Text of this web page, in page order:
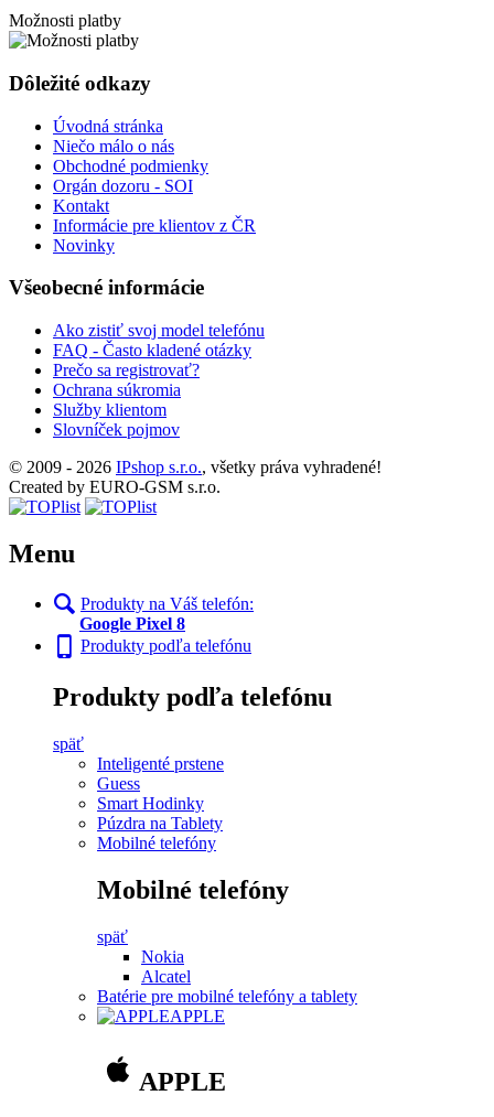
Možnosti platby
Dôležité odkazy
Úvodná stránka
Niečo málo o nás
Obchodné podmienky
Orgán dozoru - SOI
Kontakt
Informácie pre klientov z ČR
Novinky
Všeobecné informácie
Ako zistiť svoj model telefónu
FAQ - Často kladené otázky
Prečo sa registrovať?
Ochrana súkromia
Služby klientom
Slovníček pojmov
© 2009 - 2026 IPshop s.r.o., všetky práva vyhradené!
Created by EURO-GSM s.r.o.
Menu
Produkty na Váš telefón:
Google Pixel 8
Produkty podľa telefónu
Produkty podľa telefónu
späť
Inteligenté prstene
Guess
Smart Hodinky
Púzdra na Tablety
Mobilné telefóny
Mobilné telefóny
späť
Nokia
Alcatel
Batérie pre mobilné telefóny a tablety
APPLE
APPLE